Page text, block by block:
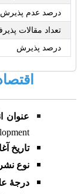
درصد عدم پذیرش
تعداد مقالات
درصد پذیرش
عنوان
تاریخ
نوع
درجۀ